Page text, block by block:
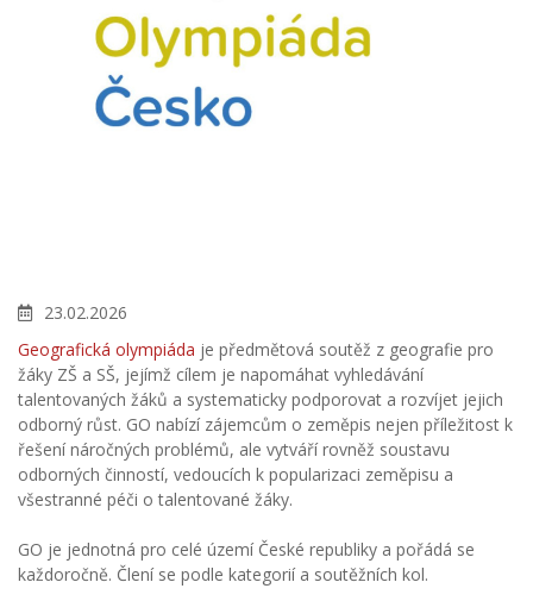
23.02.2026
Geografická olympiáda je předmětová soutěž z geografie pro
žáky ZŠ a SŠ, jejímž cílem je napomáhat vyhledávání
talentovaných žáků a systematicky podporovat a rozvíjet jejich
odborný růst. GO nabízí zájemcům o zeměpis nejen příležitost k
řešení náročných problémů, ale vytváří rovněž soustavu
odborných činností, vedoucích k popularizaci zeměpisu a
všestranné péči o talentované žáky.
GO je jednotná pro celé území České republiky a pořádá se
každoročně. Člení se podle kategorií a soutěžních kol.